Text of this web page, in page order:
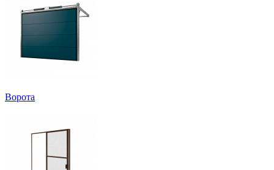
Ворота